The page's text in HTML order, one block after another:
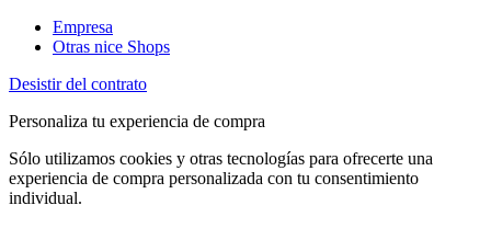
Empresa
Otras nice Shops
Desistir del contrato
Personaliza tu experiencia de compra
Sólo utilizamos cookies y otras tecnologías para ofrecerte una
experiencia de compra personalizada con tu consentimiento
individual.